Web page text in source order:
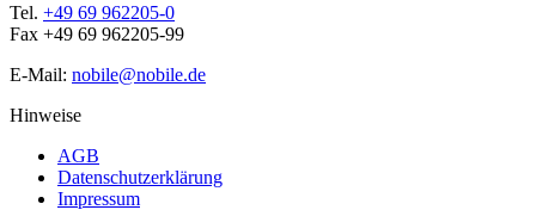
Tel. +49 69 962205-0
Fax +49 69 962205-99
E-Mail: nobile@nobile.de
Hinweise
AGB
Datenschutzerklärung
Impressum